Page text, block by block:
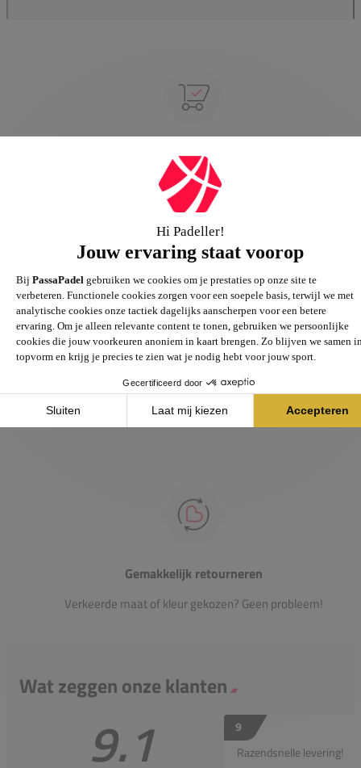
Groot assortiment
Gigantisch assortiment met meer dan 21.000+
artikelen
Passie voor de sport
Heb je vragen over onze producten? Onze specialisten
helpen je graag verder.
Gemakkelijk retourneren
Verkeerde maat of kleur gekozen? Geen probleem!
Wat zeggen onze klanten
9.1
9
Razendsnelle levering!